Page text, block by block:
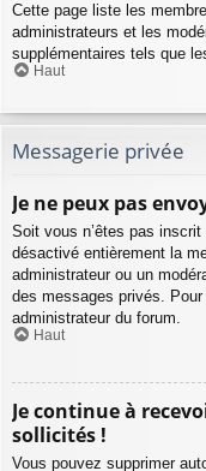
Cette page liste les
administrateurs et les
supplémentaires tels que
Haut
Messagerie privée
Je ne peux pas
Soit vous n’êtes pas
désactivé entièrement la
administrateur ou un
des messages privés.
administrateur du forum.
Haut
Je continue à
sollicités !
Vous pouvez supprimer